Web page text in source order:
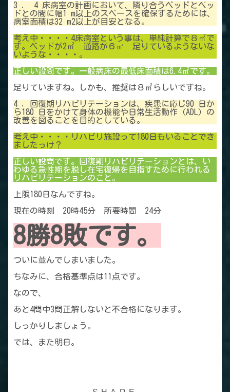
3 ． 4 床病室の計画において、隣り合うベッドとベッ
ドとの間に幅1 m以上のスペースを確保するためには、
病室面積は32 m2以上が目安となる。
考え中・・・・4床病室という事は、単純計算で８㎡で
す。ベッドが2㎡ 通路が６㎥ 足りているようないな
いような・・・・。
正しい設問です。一般病床の最低床面積は6.4㎡です。
足りていますね。しかも、推奨は８㎡らしいですね。
4 ．回復期リハビリテーションは、疾患に応じ90 日か
ら180 日をかけて身体の機能や日常生活動作（ADL）の
改善を図ることを目的としている。
考え中・・・・リハビリ施設って180日もいることでき
ましたっけ？
正しい設問です。回復期リハビリテーションとは、い
わゆる急性期を脱し在宅復帰を目指すために行われる
リハビリテーションのこと。
上限180日なんですね。
現在の時刻 20時45分 所要時間 24分
8勝8敗です。
ついに並んでしまいました。
ちなみに、合格基準点は11点です。
なので、
あと4問中3問正解しないと不合格になります。
しっかりしましょう。
では、また明日。